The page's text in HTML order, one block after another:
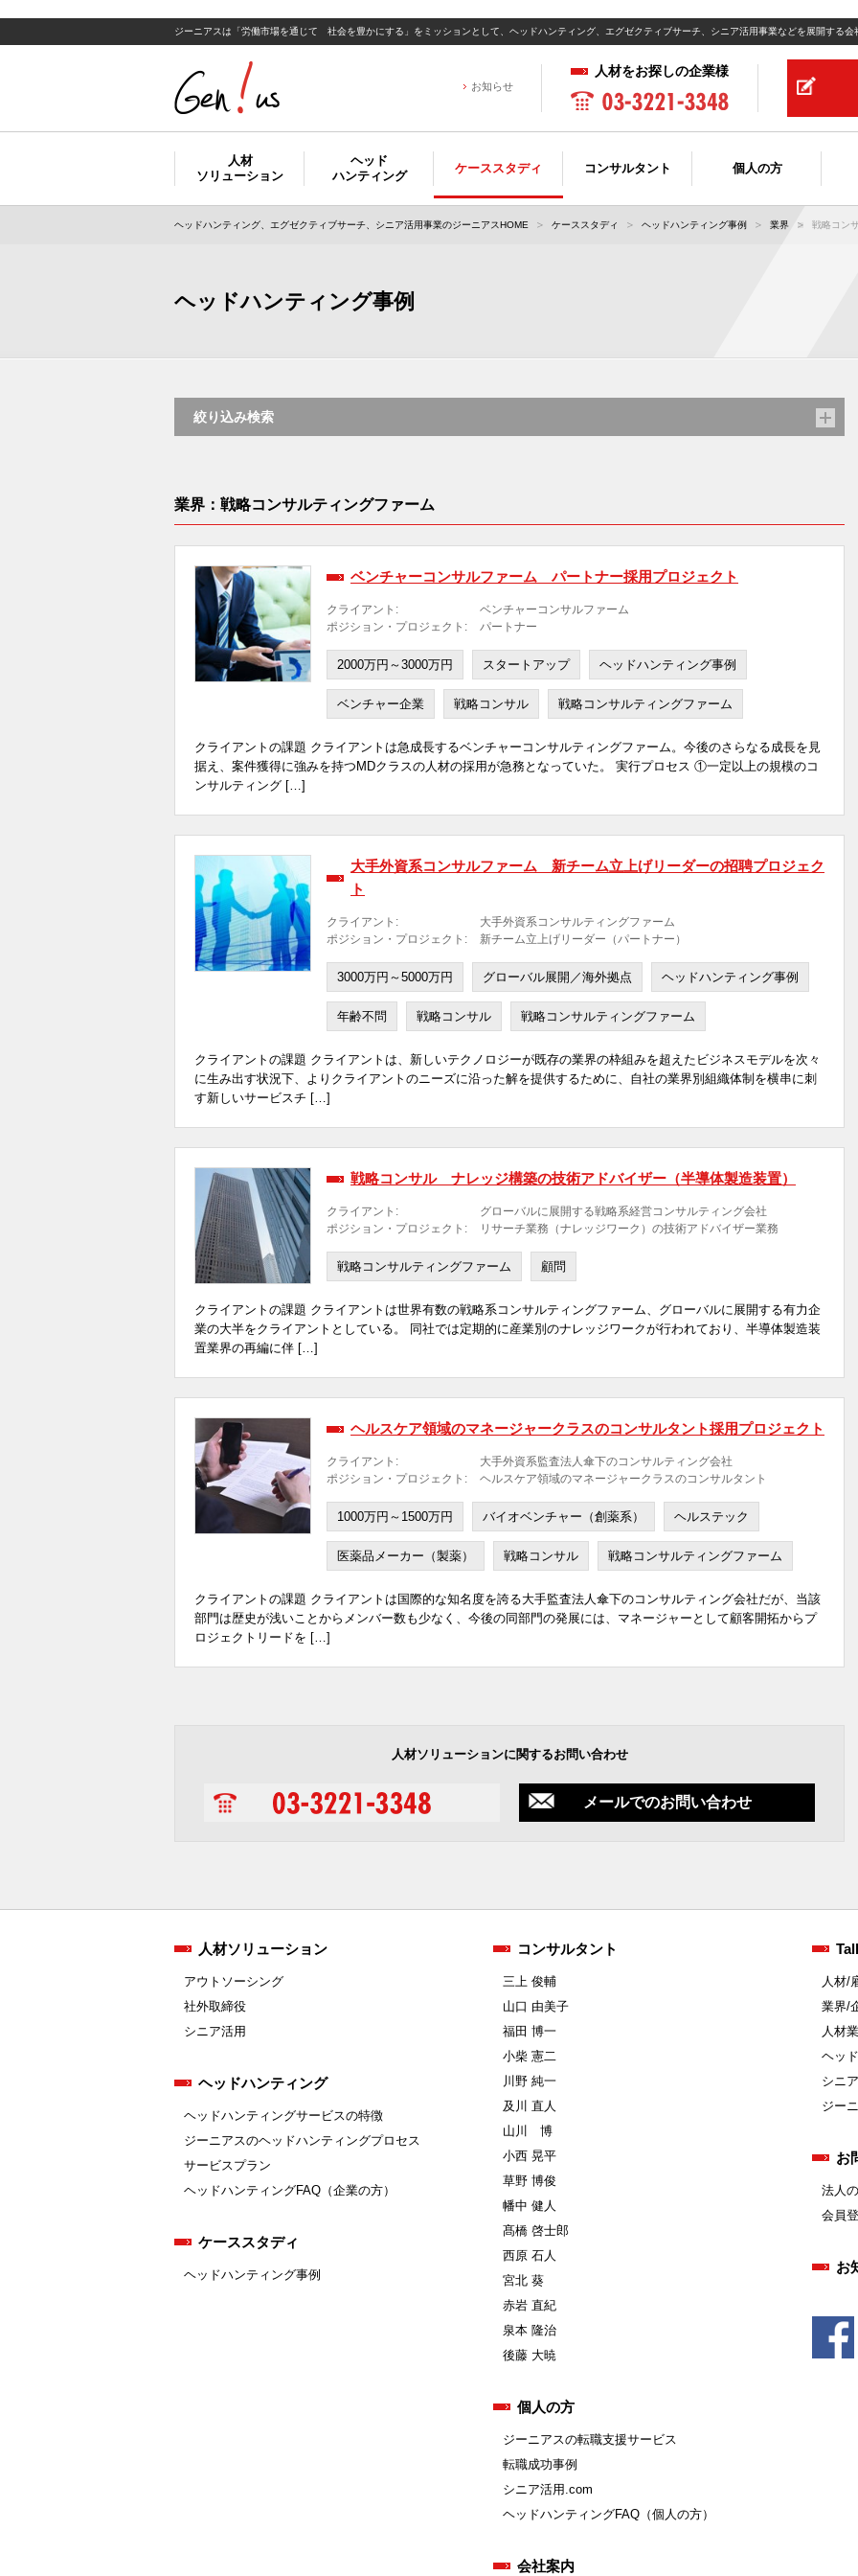
ジーニアスは「労働市場を通じて 社会を豊かにする」をミッションとして、ヘッドハンティング、エグゼクティブサーチ、シニア活用事業などを展開する会
人材
ソリューション
ヘッド
ハンティング
ケーススタディ コンサルタント 個人の方
お知らせ
人材をお探しの企業様
ヘッドハンティング、エグゼクティブサーチ、シニア活用事業のジーニアスHOME ケーススタディ ヘッドハンティング事例 業界 戦略コン
ヘッドハンティング事例
絞り込み検索
業界：戦略コンサルティングファーム
ベンチャーコンサルファーム パートナー採用プロジェクト
クライアント:
ベンチャーコンサルファーム
ポジション・プロジェクト:
パートナー
2000万円～3000万円 スタートアップ ヘッドハンティング事例
ベンチャー企業 戦略コンサル 戦略コンサルティングファーム
クライアントの課題 クライアントは急成長するベンチャーコンサルティングファーム。今後のさらなる成長を見
据え、案件獲得に強みを持つMDクラスの人材の採用が急務となっていた。 実行プロセス ①一定以上の規模のコ
ンサルティング […]
大手外資系コンサルファーム 新チーム立上げリーダーの招聘プロジェク
ト
クライアント:
大手外資系コンサルティングファーム
ポジション・プロジェクト:
新チーム立上げリーダー（パートナー）
3000万円～5000万円 グローバル展開／海外拠点 ヘッドハンティング事例
年齢不問 戦略コンサル 戦略コンサルティングファーム
クライアントの課題 クライアントは、新しいテクノロジーが既存の業界の枠組みを超えたビジネスモデルを次々
に生み出す状況下、よりクライアントのニーズに沿った解を提供するために、自社の業界別組織体制を横串に刺
す新しいサービスチ […]
戦略コンサル ナレッジ構築の技術アドバイザー（半導体製造装置）
クライアント:
グローバルに展開する戦略系経営コンサルティング会社
ポジション・プロジェクト:
リサーチ業務（ナレッジワーク）の技術アドバイザー業務
戦略コンサルティングファーム 顧問
クライアントの課題 クライアントは世界有数の戦略系コンサルティングファーム、グローバルに展開する有力企
業の大半をクライアントとしている。 同社では定期的に産業別のナレッジワークが行われており、半導体製造装
置業界の再編に伴 […]
ヘルスケア領域のマネージャークラスのコンサルタント採用プロジェクト
クライアント:
大手外資系監査法人傘下のコンサルティング会社
ポジション・プロジェクト:
ヘルスケア領域のマネージャークラスのコンサルタント
1000万円～1500万円 バイオベンチャー（創薬系） ヘルステック
医薬品メーカー（製薬） 戦略コンサル 戦略コンサルティングファーム
クライアントの課題 クライアントは国際的な知名度を誇る大手監査法人傘下のコンサルティング会社だが、当該
部門は歴史が浅いことからメンバー数も少なく、今後の同部門の発展には、マネージャーとして顧客開拓からプ
ロジェクトリードを […]
人材ソリューションに関するお問い合わせ
メールでのお問い合わせ
人材ソリューション
アウトソーシング
社外取締役
シニア活用
ヘッドハンティング
ヘッドハンティングサービスの特徴
ジーニアスのヘッドハンティングプロセス
サービスプラン
ヘッドハンティングFAQ（企業の方）
ケーススタディ
ヘッドハンティング事例
コンサルタント
三上 俊輔
山口 由美子
福田 博一
小柴 憲二
川野 純一
及川 直人
山川 博
小西 晃平
草野 博俊
幡中 健人
髙橋 啓士郎
西原 石人
宮北 葵
赤岩 直紀
泉本 隆治
後藤 大暁
個人の方
ジーニアスの転職支援サービス
転職成功事例
シニア活用.com
ヘッドハンティングFAQ（個人の方）
会社案内
人材/
業界/
人材
ヘッ
シニ
ジー
お
法人
会員
お